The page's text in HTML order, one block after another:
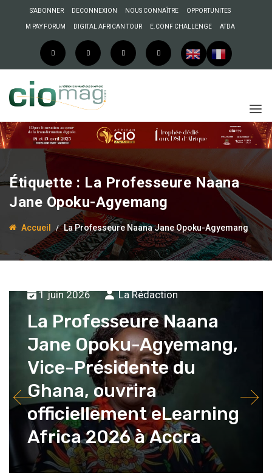
S’ABONNER DECONNEXION NOUS CONNAÎTRE OPPORTUNITES
M PAY FORUM DIGITAL AFRICAN TOUR E.CONF CHALLENGE ATDA
Étiquette : La Professeure Naana
Jane Opoku-Agyemang
Accueil La Professeure Naana Jane Opoku-Agyemang
1 juin 2026 La Rédaction
La Professeure Naana
Jane Opoku-Agyemang,
Vice-Présidente du
Ghana, ouvrira
officiellement eLearning
Africa 2026 à Accra